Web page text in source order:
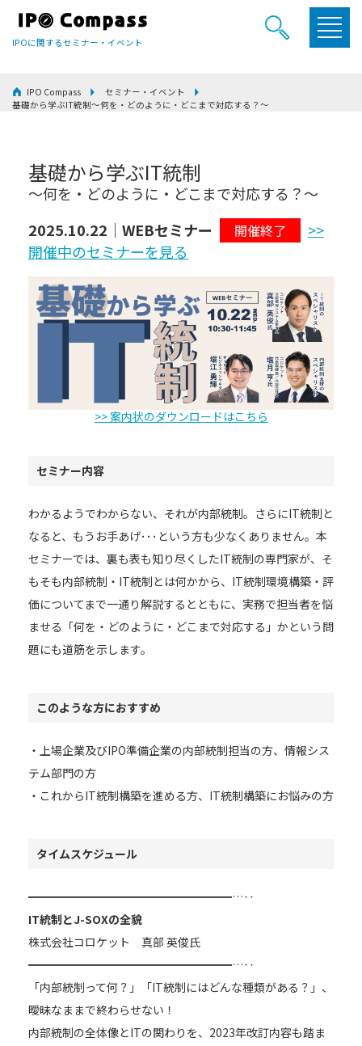
IPOに関するセミナー・イベント
IPO Compass
セミナー・イベント
基礎から学ぶIT統制～何を・どのように・どこまで対応する？～
基礎から学ぶIT統制
～何を・どのように・どこまで対応する？～
2025.10.22｜WEBセミナー
開催終了
>>
開催中のセミナーを見る
>> 案内状のダウンロードはこちら
セミナー内容
わかるようでわからない、それが内部統制。さらにIT統制と
なると、もうお手あげ･･･という方も少なくありません。本
セミナーでは、裏も表も知り尽くしたIT統制の専門家が、そ
もそも内部統制・IT統制とは何かから、IT統制環境構築・評
価についてまで一通り解説するとともに、実務で担当者を悩
ませる「何を・どのように・どこまで対応する」かという問
題にも道筋を示します。
このような方におすすめ
・上場企業及びIPO準備企業の内部統制担当の方、情報シス
テム部門の方
・これからIT統制構築を進める方、IT統制構築にお悩みの方
タイムスケジュール
━━━━━━━━━━━━━━━━━━…‥
IT統制とJ-SOXの全貌
株式会社コロケット 真部 英俊氏
━━━━━━━━━━━━━━━━━━…‥
「内部統制って何？」「IT統制にはどんな種類がある？」、
曖昧なままで終わらせない！
内部統制の全体像とITの関わりを、2023年改訂内容も踏ま